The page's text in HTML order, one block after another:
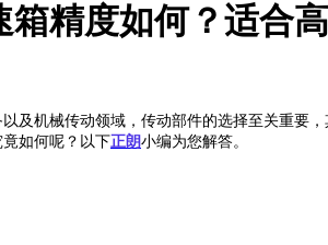
箱精度如何？适合
机械传动领域，传动部件的选择至关重要，
竟如何呢？以下正朗小编为您解答。